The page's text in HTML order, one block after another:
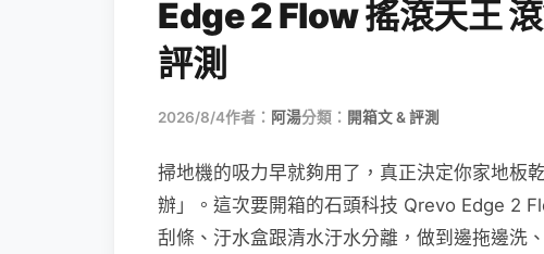
Edge 2 Flow 搖滾天王
評測
2026/8/4作者： 阿湯分類： 開箱文 & 評測
掃地機的吸力早就夠用了，真正決定你家地板
辦」。這次要開箱的石頭科技 Qrevo Edge 2
刮條、汙水盒跟清水汙水分離，做到邊拖邊洗